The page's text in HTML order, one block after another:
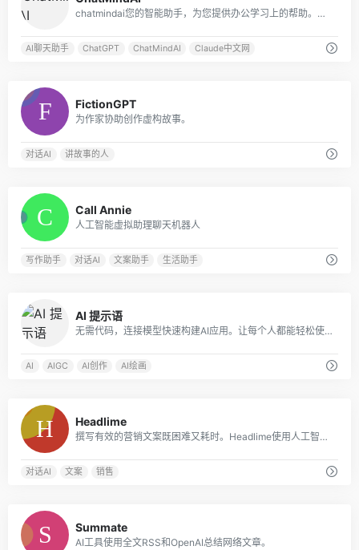
chatmindai您的智能助手，为您提供办公学习上的帮助。我们的AI助手基于GPT大语言模型实现，支持文件输入、语音输入等多模态交互方式，为您解决各种问题。立即尝试，提高60%学习效率！拥有GPT3.5，GPT4.0，Claude，Claude 100k等多种模型，多种角色扮演，更好的UI体验。claude中文网
AI聊天助手 ChatGPT ChatMindAI Claude中文网
FictionGPT
为作家协助创作虚构故事。
对话AI 讲故事的人
Call Annie
人工智能虚拟助理聊天机器人
写作助手 对话AI 文案助手 生活助手
AI 提示语
无需代码，连接模型快速构建AI应用。让每个人都能轻松使用 AI，提高 10 倍生产力。
AI AIGC AI创作 AI绘画
Headlime
撰写有效的营销文案既困难又耗时。Headlime使用人工智能和模板使写作更快、更容易。你将花更少的时间在内容上，而花更多的时间在结果上。
对话AI 文案 销售
Summate
AI工具使用全文RSS和OpenAI总结网络文章。